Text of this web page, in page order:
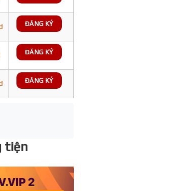
ĐĂNG KÝ
ĐĂNG KÝ
ĐĂNG KÝ
tiện